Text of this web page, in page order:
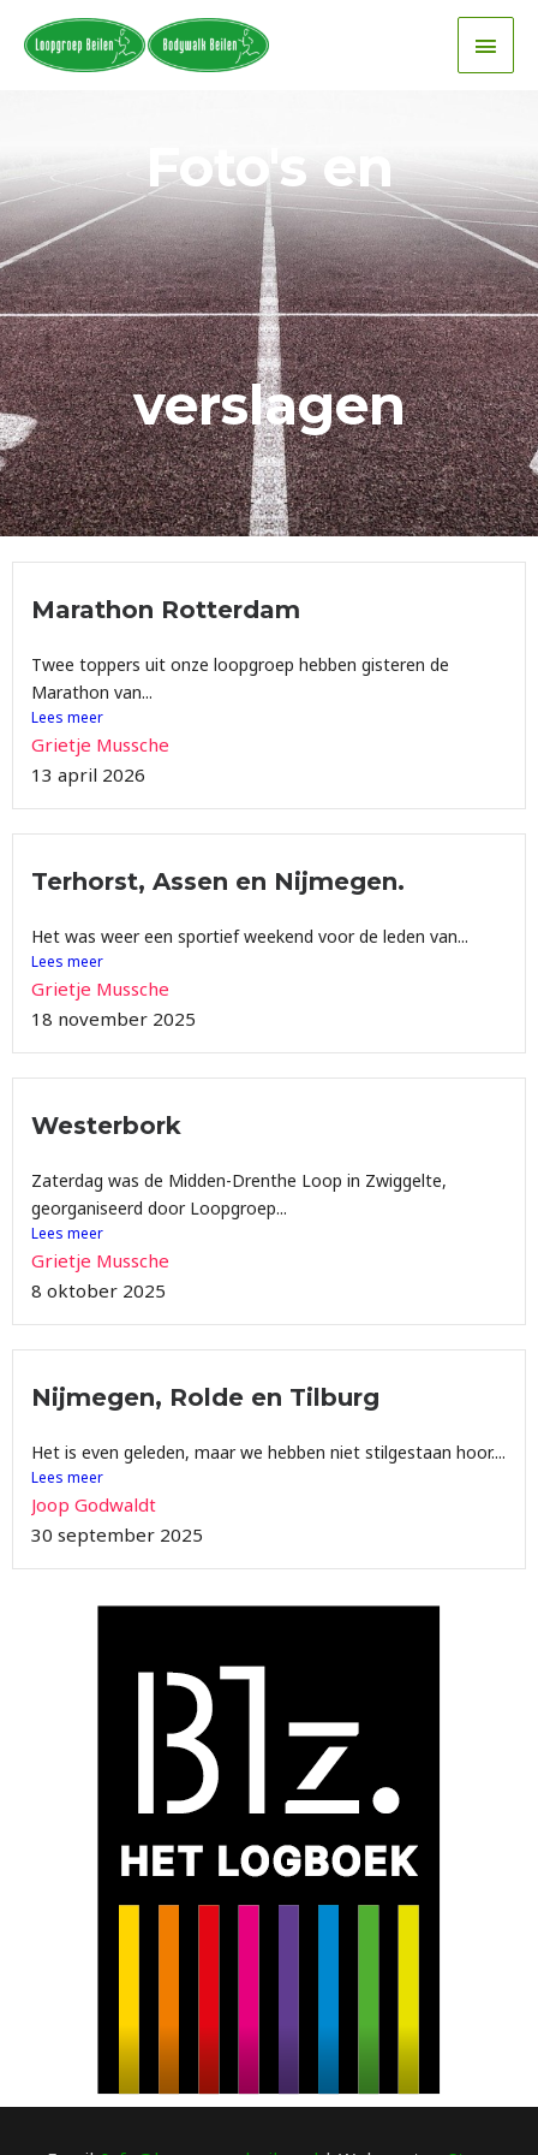
Foto's en
verslagen
Marathon Rotterdam
Twee toppers uit onze loopgroep hebben gisteren de
Marathon van...
Lees meer
Grietje Mussche
13 april 2026
Terhorst, Assen en Nijmegen.
Het was weer een sportief weekend voor de leden van...
Lees meer
Grietje Mussche
18 november 2025
Westerbork
Zaterdag was de Midden-Drenthe Loop in Zwiggelte,
georganiseerd door Loopgroep...
Lees meer
Grietje Mussche
8 oktober 2025
Nijmegen, Rolde en Tilburg
Het is even geleden, maar we hebben niet stilgestaan hoor....
Lees meer
Joop Godwaldt
30 september 2025